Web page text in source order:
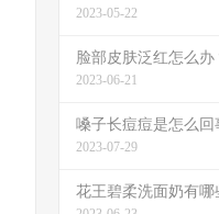
2023-05-22
脸部皮肤泛红怎么办
2023-06-21
嗓子长痘痘是怎么回
2023-07-29
花王碧柔洗面奶有哪